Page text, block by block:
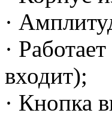
·
·
входит);
· Кнопка